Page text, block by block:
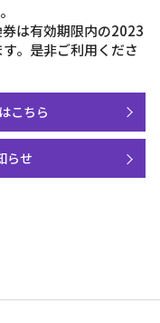
は有効期限内の2023
。是非ご利用くださ
こちら
らせ